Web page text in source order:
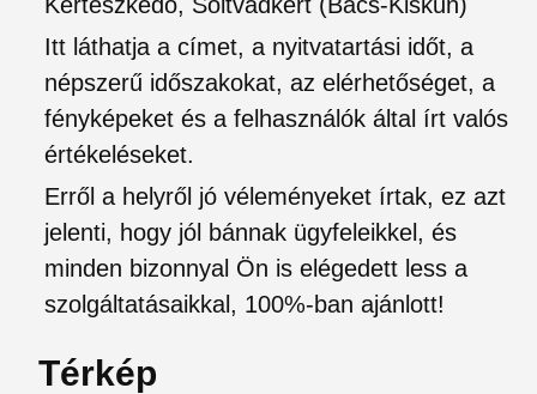
Itt láthatja a címet, a nyitvatartási időt, a
népszerű időszakokat, az elérhetőséget, a
fényképeket és a felhasználók által írt valós
értékeléseket.
Erről a helyről jó véleményeket írtak, ez azt
jelenti, hogy jól bánnak ügyfeleikkel, és
minden bizonnyal Ön is elégedett less a
szolgáltatásaikkal, 100%-ban ajánlott!
Térkép